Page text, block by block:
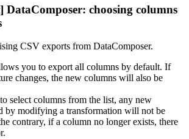
choosing columns
CSV exports from DataComposer.
you to export all columns by default. If
changes, the new columns will also be
select columns from the list, any new
by modifying a transformation will not be
contrary, if a column no longer exists, there